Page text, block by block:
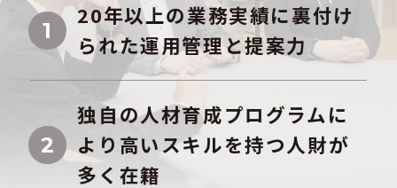
1
20年以上の業務実績に裏付け
られた運用管理と提案力
2
独自の人材育成プログラムに
より高いスキルを持つ人財が
多く在籍